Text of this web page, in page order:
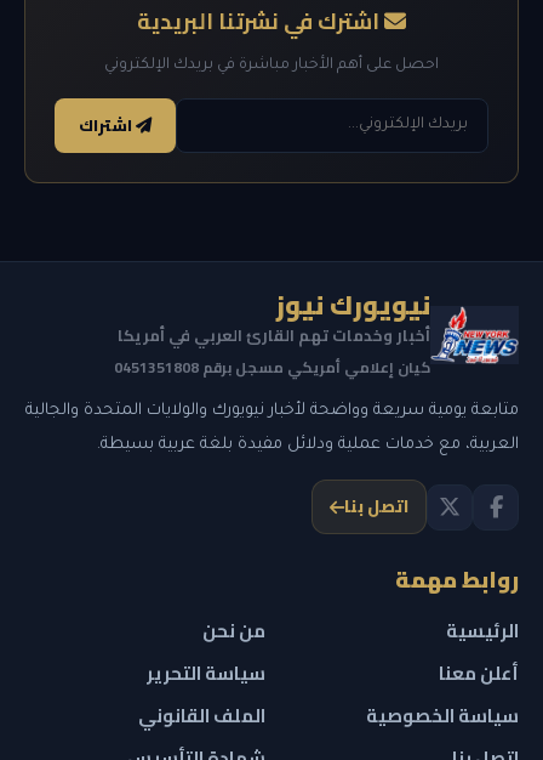
اشترك في نشرتنا البريدية
احصل على أهم الأخبار مباشرة في بريدك الإلكتروني
اشتراك
نيويورك نيوز
أخبار وخدمات تهم القارئ العربي في أمريكا
كيان إعلامي أمريكي مسجل برقم 0451351808
متابعة يومية سريعة وواضحة لأخبار نيويورك والولايات المتحدة والجالية
العربية، مع خدمات عملية ودلائل مفيدة بلغة عربية بسيطة.
اتصل بنا
روابط مهمة
الرئيسية
من نحن
أعلن معنا
سياسة التحرير
سياسة الخصوصية
الملف القانوني